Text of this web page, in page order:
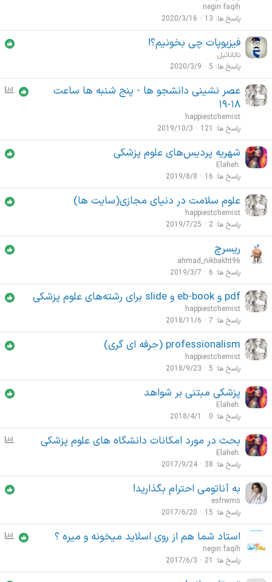
negin faqih
پاسخ ها 13
2020/3/16
فیزیوپات چی بخونیم؟!
ناتانائیل
پاسخ ها 5
2020/3/9
ن
ن
عصر نشینی دانشجو ها - پنج شنبه ها ساعت
۱۸-۱۹
happiestchemist
پاسخ ها
121
2019/10/3
شهریه پردیس‌های علوم پزشکی
Elaheh.
پاسخ ها 16
2019/8/8
علوم سلامت در دنیای مجازی(سایت ها)
happiestchemist
پاسخ ها 2
2019/7/25
ریسرچ
ahmad_nikbakht96
پاسخ ها 6
2019/3/7
pdf و eb-book و slide برای رشته‌های علوم پزشکی
happiestchemist
پاسخ ها 7
2018/11/6
professionalism (حرفه ای گری)
happiestchemist
پاسخ ها 5
2018/9/23
پزشکی مبتنی بر شواهد
Elaheh.
پاسخ ها 0
2018/4/1
ن
ن
بحث در مورد امکانات دانشگاه های علوم پزشکی
Elaheh.
پاسخ ها 38
2017/9/24
به آناتومی احترام بگذارید!
esfrwms
پاسخ ها 15
2017/6/20
ن
استاد شما هم از روی اسلاید میخونه و میره ؟
negin faqih
پاسخ ها
21
2017/6/3